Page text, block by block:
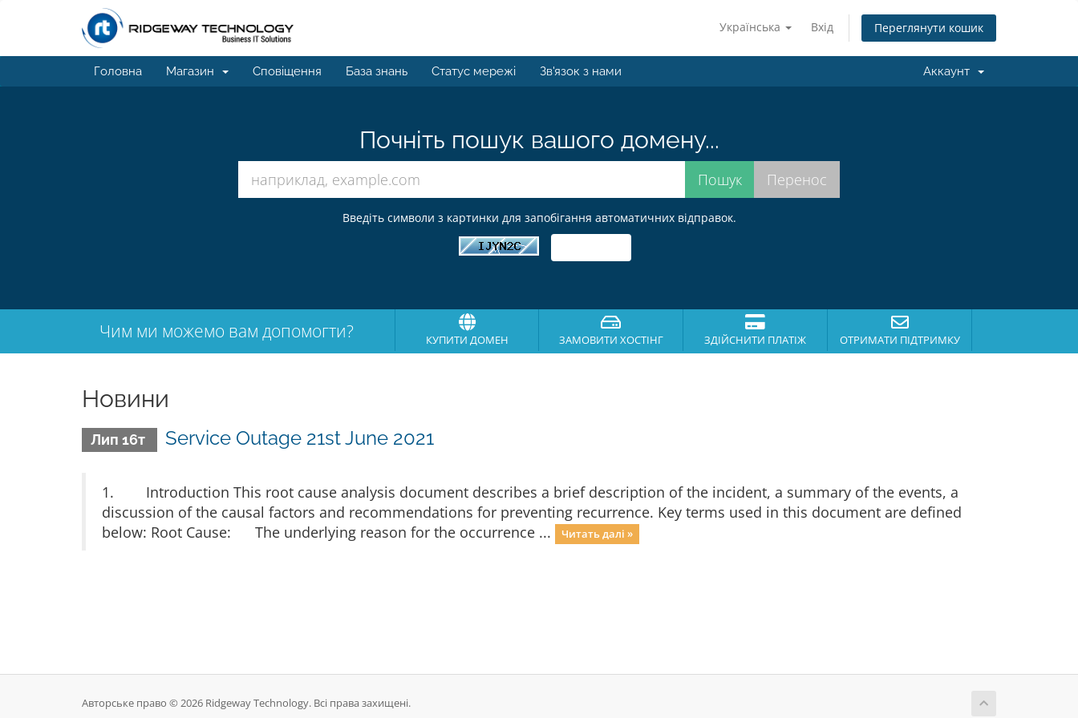
Українська Вхід Переглянути кошик
Головна Магазин Сповіщення База знань Статус мережі Зв'язок з нами Аккаунт
Почніть пошук вашого домену...
Введіть символи з картинки для запобігання автоматичних відправок.
Чим ми можемо вам допомогти? КУПИТИ ДОМЕН ЗАМОВИТИ ХОСТІНГ ЗДІЙСНИТИ ПЛАТІЖ ОТРИМАТИ ПІДТРИМКУ
Новини
Лип 16т Service Outage 21st June 2021
1. Introduction This root cause analysis document describes a brief description of the incident, a summary of the events, a
discussion of the causal factors and recommendations for preventing recurrence. Key terms used in this document are defined
below: Root Cause: The underlying reason for the occurrence ...
Читать далі »
Авторське право © 2026 Ridgeway Technology. Всі права захищені.